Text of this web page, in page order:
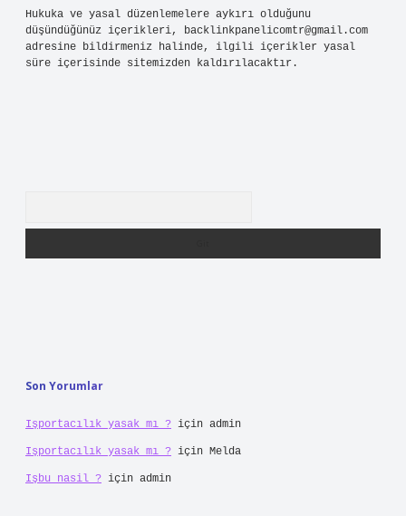
Hukuka ve yasal düzenlemelere aykırı olduğunu
düşündüğünüz içerikleri, backlinkpanelicomtr@gmail.com
adresine bildirmeniz halinde, ilgili içerikler yasal
süre içerisinde sitemizden kaldırılacaktır.
Son Yorumlar
Işportacılık yasak mı ? için admin
Işportacılık yasak mı ? için Melda
Işbu nasil ? için admin